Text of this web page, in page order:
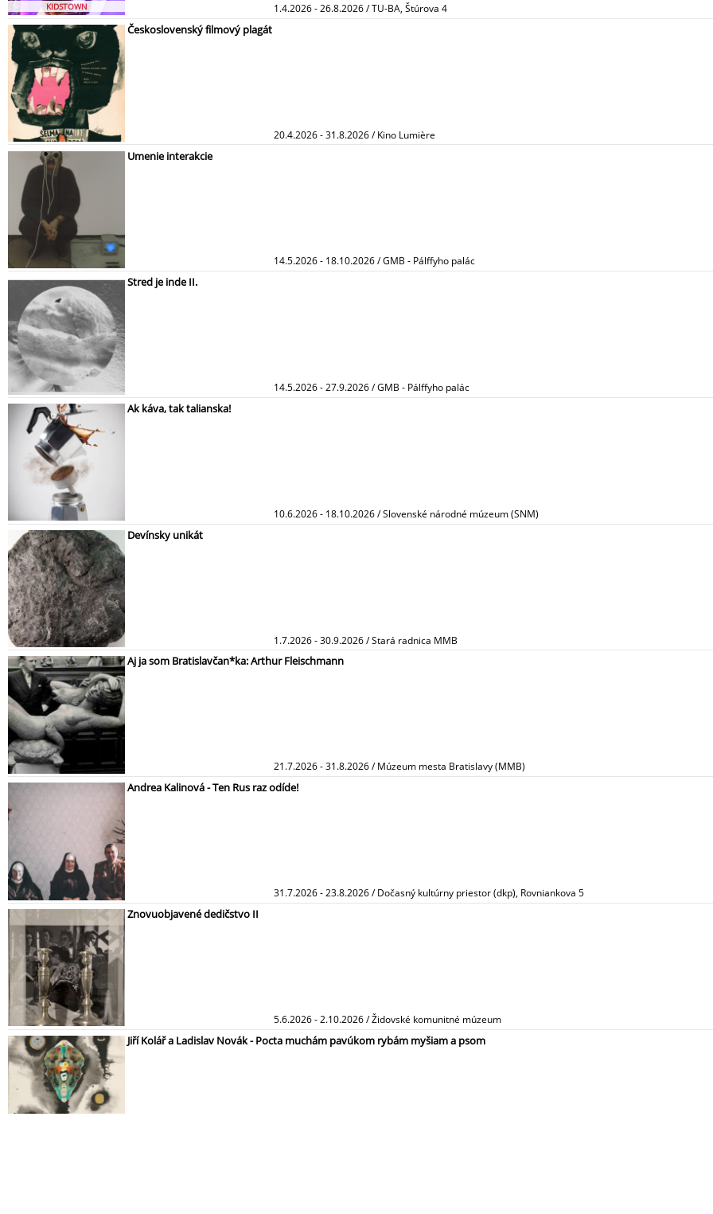
KIDSTOWN 1.4.2026 - 26.8.2026 / TU-BA, Štúrova 4
Československý filmový plagát
20.4.2026 - 31.8.2026 / Kino Lumière
Umenie interakcie
14.5.2026 - 18.10.2026 / GMB - Pálffyho palác
Stred je inde II.
14.5.2026 - 27.9.2026 / GMB - Pálffyho palác
Ak káva, tak talianska!
10.6.2026 - 18.10.2026 / Slovenské národné múzeum (SNM)
Devínsky unikát
1.7.2026 - 30.9.2026 / Stará radnica MMB
Aj ja som Bratislavčan*ka: Arthur Fleischmann
21.7.2026 - 31.8.2026 / Múzeum mesta Bratislavy (MMB)
Andrea Kalinová - Ten Rus raz odíde!
31.7.2026 - 23.8.2026 / Dočasný kultúrny priestor (dkp), Rovniankova 5
Znovuobjavené dedičstvo II
5.6.2026 - 2.10.2026 / Židovské komunitné múzeum
Jiří Kolář a Ladislav Novák - Pocta muchám pavúkom rybám myšiam a psom